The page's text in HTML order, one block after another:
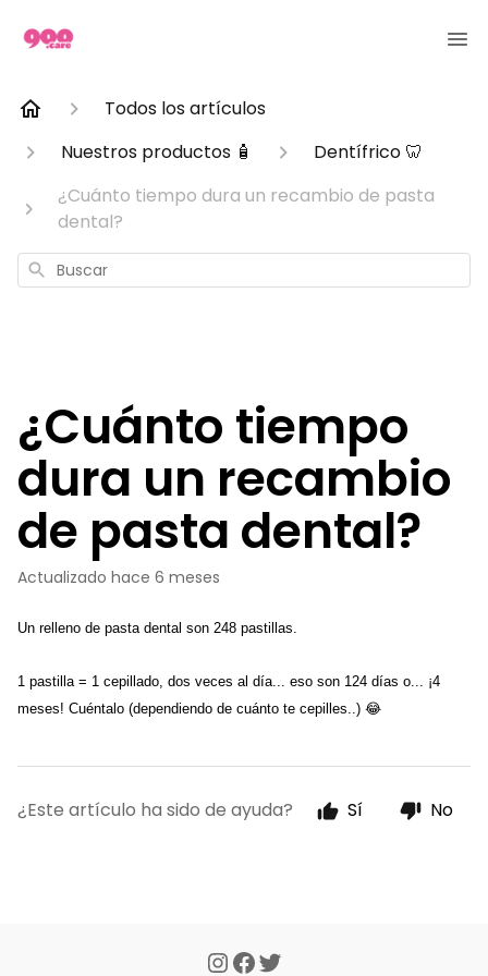
Todos los artículos
Nuestros productos 🧴
Dentífrico 🦷
¿Cuánto tiempo dura un recambio de pasta
dental?
Buscar
¿Cuánto tiempo
dura un recambio
de pasta dental?
Actualizado hace 6 meses
Un relleno de pasta dental son 248 pastillas.
1 pastilla = 1 cepillado, dos veces al día... eso son 124 días o... ¡4
meses! Cuéntalo (dependiendo de cuánto te cepilles..) 😂
¿Este artículo ha sido de ayuda? Sí No